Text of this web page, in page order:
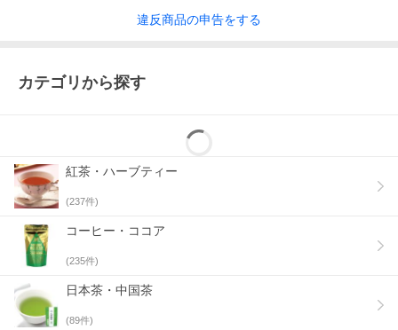
違反商品の申告をする
カテゴリから探す
紅茶・ハーブティー
(237件)
コーヒー・ココア
(235件)
日本茶・中国茶
(89件)